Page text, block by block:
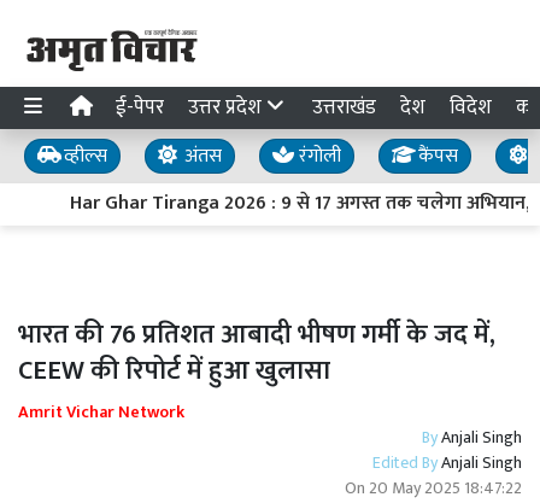
ई-पेपर उत्तर प्रदेश उत्तराखंड देश विदेश
व्हील्स अंतस रंगोली कैंपस
Har Ghar Tiranga 2026 : 9 से 17 अगस्त तक चलेगा अभियान,
भारत की 76 प्रतिशत आबादी भीषण गर्मी के जद में,
CEEW की रिपोर्ट में हुआ खुलासा
Amrit Vichar Network
ByAnjali Singh
Edited ByAnjali Singh
On 20 May 2025 18:47:22